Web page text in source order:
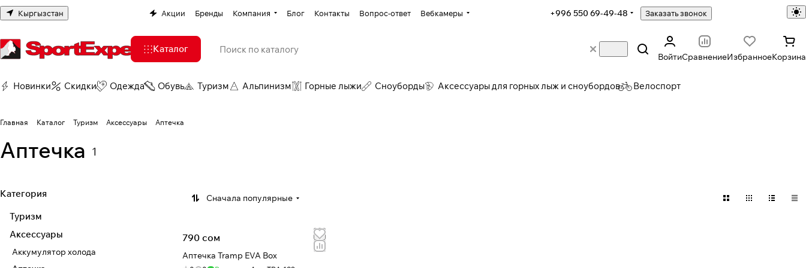
Кыргызстан Акции Бренды Компания Блог Контакты Вопрос-ответ Вебкамеры +996 550 69-49-48 Заказать звонок
Каталог
ВойтиСравнениеИзбранноеКорзина
Новинки Скидки Одежда Обувь Туризм Альпинизм Горные лыжи Сноуборды Аксессуары для горных лыж и сноубордов Велоспорт
Главная Каталог Туризм Аксессуары Аптечка
Аптечка 1
Сначала популярные
790 сом
Аптечка Tramp EVA Box
Категория
Туризм
Аксессуары
Аккумулятор холода